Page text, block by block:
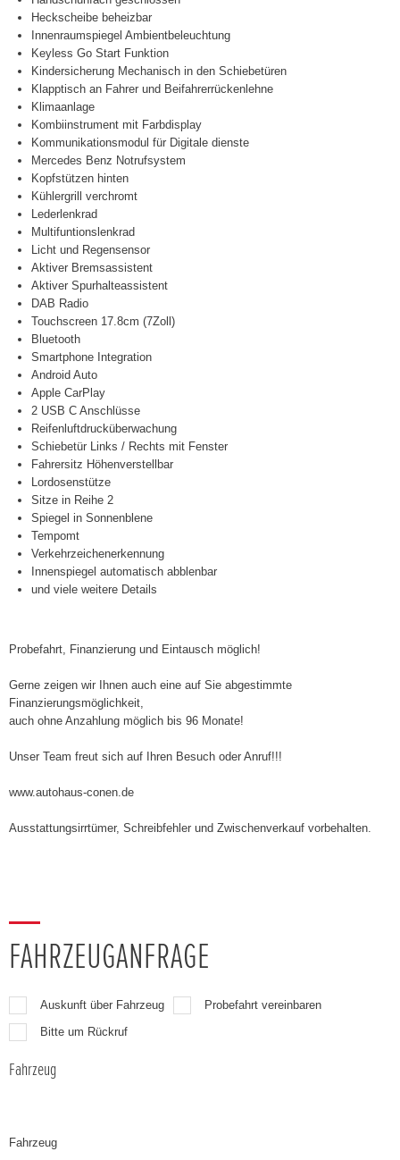
Heckscheibe beheizbar
Innenraumspiegel Ambientbeleuchtung
Keyless Go Start Funktion
Kindersicherung Mechanisch in den Schiebetüren
Klapptisch an Fahrer und Beifahrerrückenlehne
Klimaanlage
Kombiinstrument mit Farbdisplay
Kommunikationsmodul für Digitale dienste
Mercedes Benz Notrufsystem
Kopfstützen hinten
Kühlergrill verchromt
Lederlenkrad
Multifuntionslenkrad
Licht und Regensensor
Aktiver Bremsassistent
Aktiver Spurhalteassistent
DAB Radio
Touchscreen 17.8cm (7Zoll)
Bluetooth
Smartphone Integration
Android Auto
Apple CarPlay
2 USB C Anschlüsse
Reifenluftdrucküberwachung
Schiebetür Links / Rechts mit Fenster
Fahrersitz Höhenverstellbar
Lordosenstütze
Sitze in Reihe 2
Spiegel in Sonnenblene
Tempomt
Verkehrzeichenerkennung
Innenspiegel automatisch abblenbar
und viele weitere Details
Probefahrt, Finanzierung und Eintausch möglich!
Gerne zeigen wir Ihnen auch eine auf Sie abgestimmte
Finanzierungsmöglichkeit,
auch ohne Anzahlung möglich bis 96 Monate!
Unser Team freut sich auf Ihren Besuch oder Anruf!!!
www.autohaus-conen.de
Ausstattungsirrtümer, Schreibfehler und Zwischenverkauf vorbehalten.
FAHRZEUGANFRAGE
Auskunft über Fahrzeug
Probefahrt vereinbaren
Bitte um Rückruf
Fahrzeug
Fahrzeug